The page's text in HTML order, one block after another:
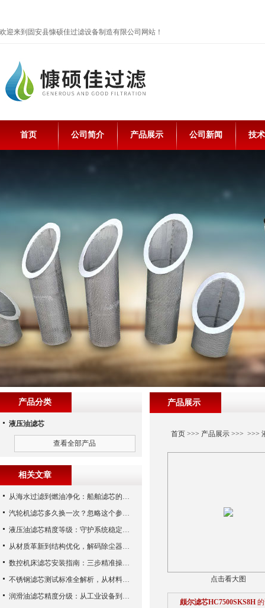
欢迎来到固安县慷硕佳过滤设备制造有限公司网站！
首页 公司简介 产品展示 公司新闻 技
产品展示
首页>>> 产品展示>>> >>>
点击看大图
颇尔滤芯HC7500SKS8H
产品分类
液压油滤芯
查看全部产品
相关文章
从海水过滤到燃油净化：船舶滤芯的多场景应用解析
汽轮机滤芯多久换一次？忽略这个参数，机组非停损失可能上百万！
液压油滤芯精度等级：守护系统稳定与寿命的“微米标尺”
从材质革新到结构优化，解码除尘器滤芯性能跃升的核心逻辑
数控机床滤芯安装指南：三步精准操作，杜绝设备“亚健康”
不锈钢滤芯测试标准全解析，从材料性能到应用场景的严苛验证
润滑油滤芯精度分级：从工业设备到精密系统的过滤密码